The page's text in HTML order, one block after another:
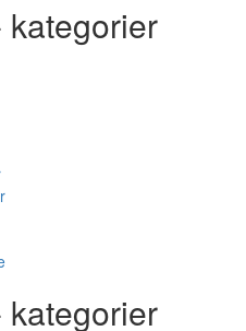
kategorier
kategorier